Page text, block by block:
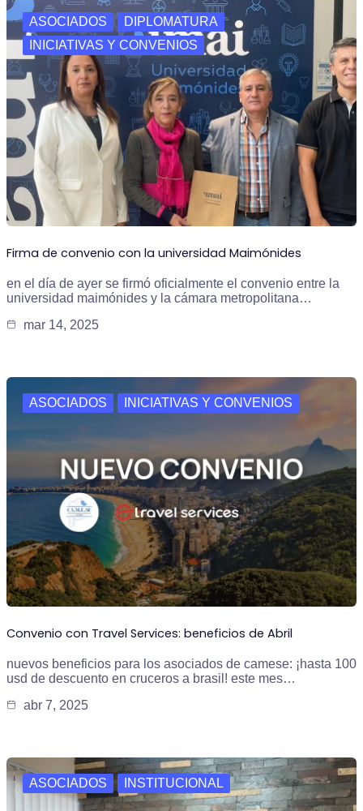
ASOCIADOS
DIPLOMATURA
INICIATIVAS Y CONVENIOS
Firma de convenio con la universidad Maimónides
en el día de ayer se firmó oficialmente el convenio entre la
universidad maimónides y la cámara metropolitana…
mar 14, 2025
ASOCIADOS INICIATIVAS Y CONVENIOS
Convenio con Travel Services: beneficios de Abril
nuevos beneficios para los asociados de camese: ¡hasta 100
usd de descuento en cruceros a brasil! este mes…
abr 7, 2025
ASOCIADOS INSTITUCIONAL